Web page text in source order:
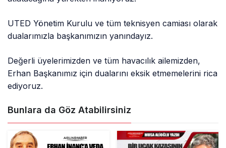
​UTED Yönetim Kurulu ve tüm teknisyen camiası olarak
dualarımızla başkanımızın yanındayız.
Değerli üyelerimizden ve tüm havacılık ailemizden,
Erhan Başkanımız için dualarını eksik etmemelerini rica
ediyoruz.
Bunlara da Göz Atabilirsiniz